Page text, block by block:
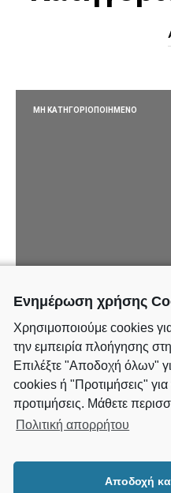
ΜΗ ΚΑΤΗΓΟΡΙΟΠΟΙΗΜΈΝΟ
Hello world!
Welcome to WordPress. This
then start writing!
CONTINUE READING
Ενημέρωση χρήσης
Χρησιμοποιούμε cookies
την εμπειρία πλοήγησης
Επιλέξτε "Αποδοχή όλων"
cookies ή "Προτιμήσεις" για
προτιμήσεις. Μάθετε
Πολιτική απορρήτου
Αποδοχή